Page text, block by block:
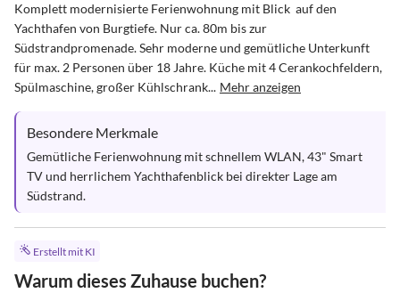
Komplett modernisierte Ferienwohnung mit Blick  auf den
Yachthafen von Burgtiefe. Nur ca. 80m bis zur
Südstrandpromenade. Sehr moderne und gemütliche Unterkunft
für max. 2 Personen über 18 Jahre. Küche mit 4 Cerankochfeldern,
Spülmaschine, großer Kühlschrank... Mehr anzeigen
Besondere Merkmale
Gemütliche Ferienwohnung mit schnellem WLAN, 43" Smart
TV und herrlichem Yachthafenblick bei direkter Lage am
Südstrand.
Erstellt mit KI
Warum dieses Zuhause buchen?